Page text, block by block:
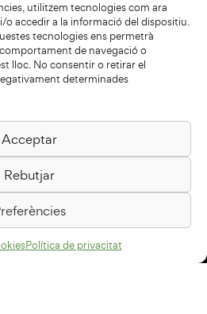
utilitzem tecnologies com ara
o accedir a la informació del dispositiu.
tecnologies ens permetrà
de navegació o
lloc. No consentir o retirar el
determinades
Acceptar
Rebutjar
Política de privacitat
Bayés
1